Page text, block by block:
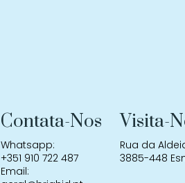
Contata-Nos
Whatsapp:
+351 910 722 487
Email:
Visita-
Rua da
3885-448